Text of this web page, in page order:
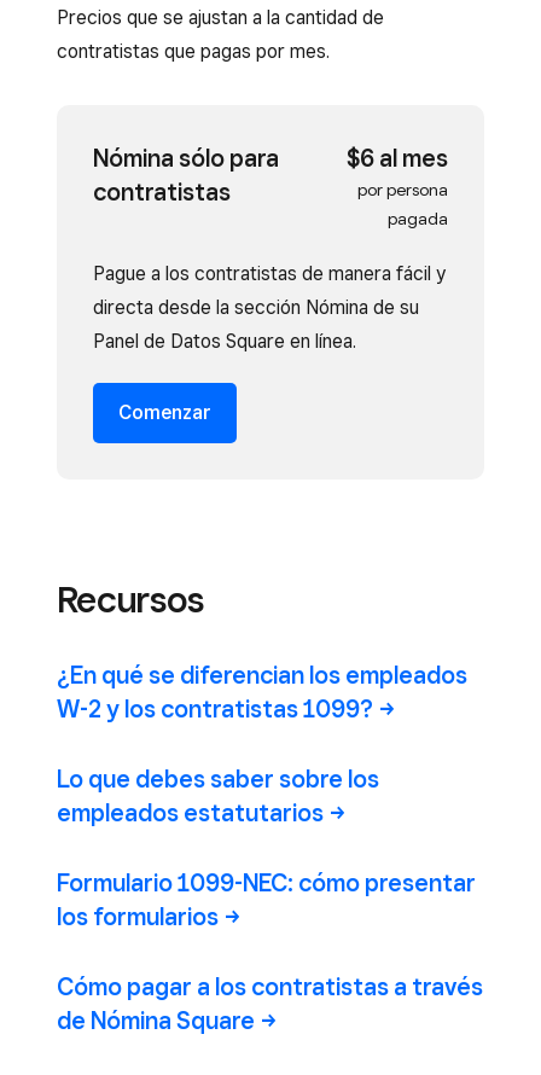
Precios que se ajustan a la cantidad de
contratistas que pagas por mes.
Nómina sólo para
contratistas
$6 al mes
por persona
pagada
Pague a los contratistas de manera fácil y
directa desde la sección Nómina de su
Panel de Datos Square en línea.
Comenzar
Recursos
¿En qué se diferencian los empleados
W-2 y los contratistas1099?
Lo que debes saber sobre los
empleados estatutarios
Formulario 1099-NEC: cómo presentar
los formularios
Cómo pagar a los contratistas a través
de Nómina Square